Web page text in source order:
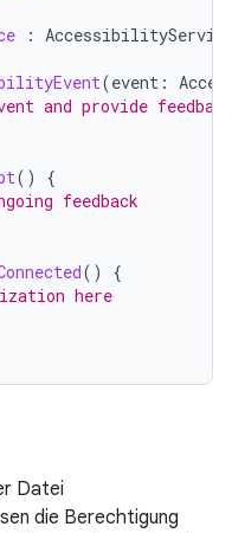
:
(event :
and provide
()
{
feedback
()
{
here
Datei
die Berechtigung